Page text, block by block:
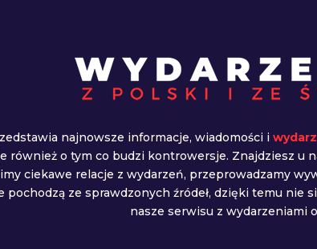
najnowsze informacje, wiadomości i
również o tym co budzi kontrowersje. Znajdziesz u
ciekawe relacje z wydarzeń, przeprowadzamy
ze sprawdzonych źródeł, dzięki temu nie
nasze serwisu z wydarzeniami